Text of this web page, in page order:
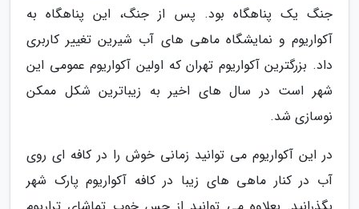
جنگ یک پناهگاه بود. پس از جنگ، این پناهگاه به
آکواریوم و نمایشگاه ماهی های آب شیرین تغییر کاربری
داد. بزرگترین آکواریوم تهران که اولین آکواریوم عمومی این
شهر است در سال های اخیر به زیباترین شکل ممکن
نوسازی شد.
در این آکواریوم می توانید زمانی خوش را در کافه ای روی
آب در کنار ماهی های زیبا در کافه آکواریوم پارک شهر